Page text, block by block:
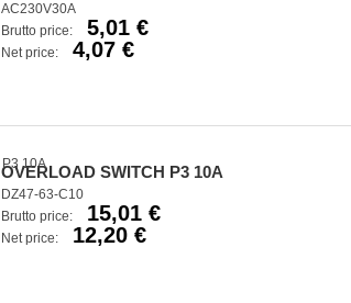
AC230V30A
Brutto price:
5,01 €
Net price: 4,07 €
OVERLOAD SWITCH P3 10A
DZ47-63-C10
Brutto price:
15,01 €
Net price: 12,20 €